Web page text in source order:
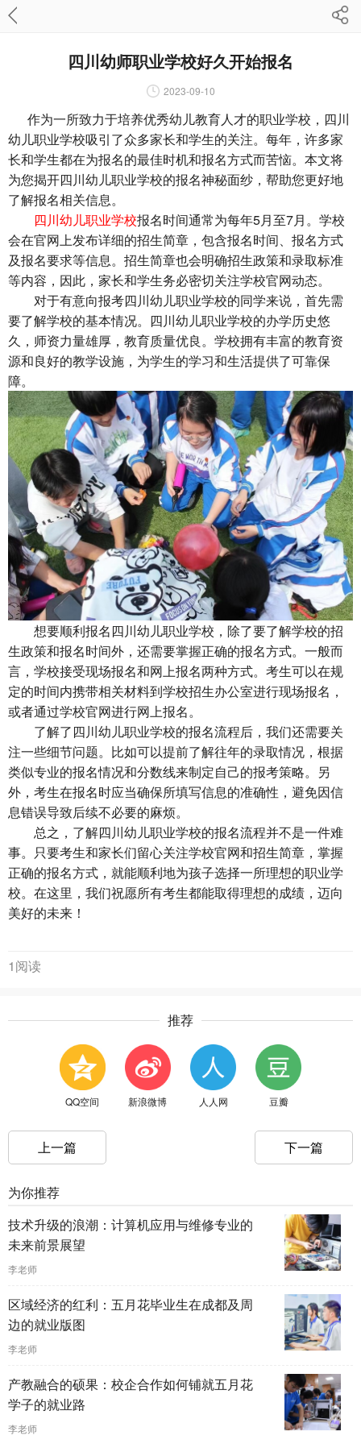
四川幼师职业学校好久开始报名
2023-09-10
作为一所致力于培养优秀幼儿教育人才的职业学校，四川
幼儿职业学校吸引了众多家长和学生的关注。每年，许多家
长和学生都在为报名的最佳时机和报名方式而苦恼。本文将
为您揭开四川幼儿职业学校的报名神秘面纱，帮助您更好地
了解报名相关信息。
四川幼儿职业学校报名时间通常为每年5月至7月。学校
会在官网上发布详细的招生简章，包含报名时间、报名方式
及报名要求等信息。招生简章也会明确招生政策和录取标准
等内容，因此，家长和学生务必密切关注学校官网动态。
对于有意向报考四川幼儿职业学校的同学来说，首先需
要了解学校的基本情况。四川幼儿职业学校的办学历史悠
久，师资力量雄厚，教育质量优良。学校拥有丰富的教育资
源和良好的教学设施，为学生的学习和生活提供了可靠保
障。
想要顺利报名四川幼儿职业学校，除了要了解学校的招
生政策和报名时间外，还需要掌握正确的报名方式。一般而
言，学校接受现场报名和网上报名两种方式。考生可以在规
定的时间内携带相关材料到学校招生办公室进行现场报名，
或者通过学校官网进行网上报名。
了解了四川幼儿职业学校的报名流程后，我们还需要关
注一些细节问题。比如可以提前了解往年的录取情况，根据
类似专业的报名情况和分数线来制定自己的报考策略。另
外，考生在报名时应当确保所填写信息的准确性，避免因信
息错误导致后续不必要的麻烦。
总之，了解四川幼儿职业学校的报名流程并不是一件难
事。只要考生和家长们留心关注学校官网和招生简章，掌握
正确的报名方式，就能顺利地为孩子选择一所理想的职业学
校。在这里，我们祝愿所有考生都能取得理想的成绩，迈向
美好的未来！
1阅读
推荐
QQ空间 新浪微博 人人网 豆瓣
上一篇 下一篇
为你推荐
技术升级的浪潮：计算机应用与维修专业的
未来前景展望
李老师
区域经济的红利：五月花毕业生在成都及周
边的就业版图
李老师
产教融合的硕果：校企合作如何铺就五月花
学子的就业路
李老师